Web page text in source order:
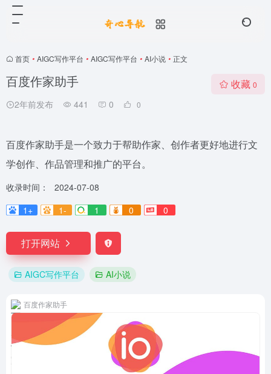
首页 • AIGC写作平台 • AIGC写作平台 • AI小说 • 正文
百度作家助手
2年前发布 441 0 0
收藏 0
百度作家助手是一个致力于帮助作家、创作者更好地进行文
学创作、作品管理和推广的平台。
收录时间：
2024-07-08
1+
1- 1 0 0
打开网站
AIGC写作平台 AI小说
百度作家助手